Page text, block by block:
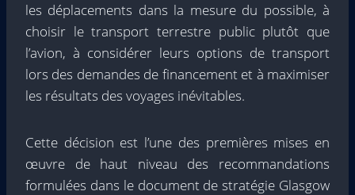
les déplacements dans la mesure du possible, à
choisir le transport terrestre public plutôt que
l’avion, à considérer leurs options de transport
lors des demandes de financement et à maximiser
les résultats des voyages inévitables.
Cette décision est l’une des premières mises en
œuvre de haut niveau des recommandations
formulées dans le document de stratégie Glasgow